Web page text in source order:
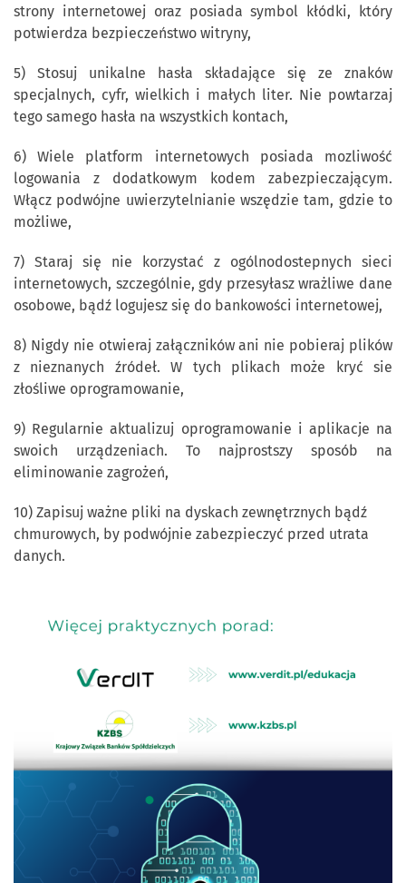
strony internetowej oraz posiada symbol kłódki, który
potwierdza bezpieczeństwo witryny,
5) Stosuj unikalne hasła składające się ze znaków
specjalnych, cyfr, wielkich i małych liter. Nie powtarzaj
tego samego hasła na wszystkich kontach,
6) Wiele platform internetowych posiada mozliwość
logowania z dodatkowym kodem zabezpieczającym.
Włącz podwójne uwierzytelnianie wszędzie tam, gdzie to
możliwe,
7) Staraj się nie korzystać z ogólnodostepnych sieci
internetowych, szczególnie, gdy przesyłasz wrażliwe dane
osobowe, bądź logujesz się do bankowości internetowej,
8) Nigdy nie otwieraj załączników ani nie pobieraj plików
z nieznanych źródeł. W tych plikach może kryć sie
złośliwe oprogramowanie,
9) Regularnie aktualizuj oprogramowanie i aplikacje na
swoich urządzeniach. To najprostszy sposób na
eliminowanie zagrożeń,
10) Zapisuj ważne pliki na dyskach zewnętrznych bądź
chmurowych, by podwójnie zabezpieczyć przed utrata
danych.